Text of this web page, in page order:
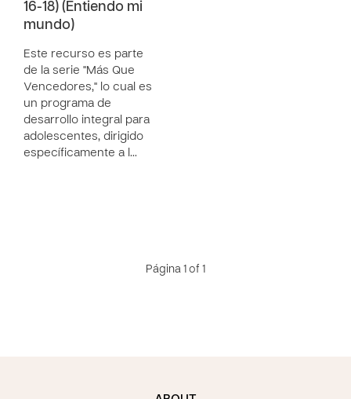
16-18) (Entiendo mi
mundo)
Este recurso es parte
de la serie "Más Que
Vencedores," lo cual es
un programa de
desarrollo integral para
adolescentes, dirigido
específicamente a l…
Página 1 of 1